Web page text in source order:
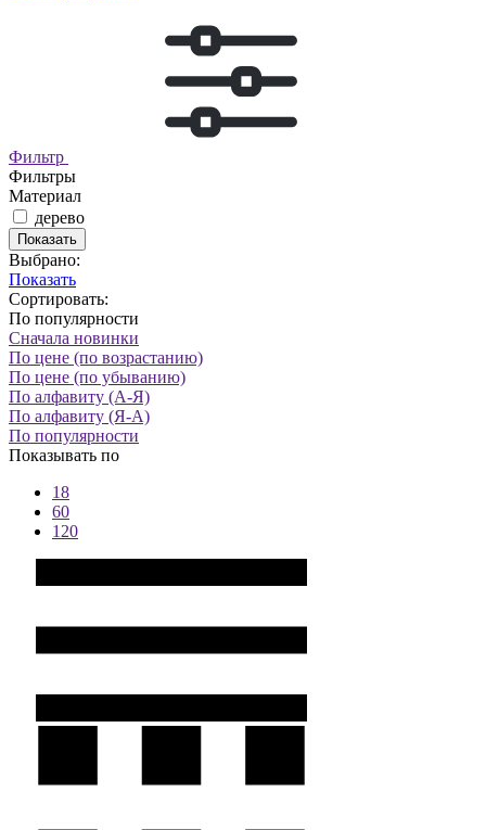
Фильтр
Фильтры
Материал
дерево
Показать
Выбрано:
Показать
Сортировать:
По популярности
Сначала новинки
По цене (по возрастанию)
По цене (по убыванию)
По алфавиту (А-Я)
По алфавиту (Я-А)
По популярности
Показывать по
18
60
120